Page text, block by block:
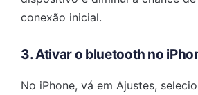
conexão inicial.
3. Ativar o bluetooth no
No iPhone, vá em Ajustes,